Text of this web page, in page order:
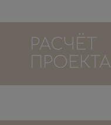
РАСЧЁТ
ПРОЕКТА